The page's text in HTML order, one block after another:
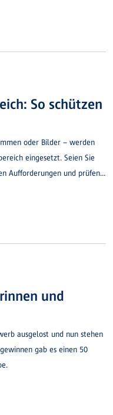
Atmosphäre ausklingen.
So schützen
oder Bilder – werden
eingesetzt. Seien Sie
Aufforderungen und prüfen
und
ausgelost und nun stehen
gab es einen 50